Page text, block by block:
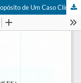
de Um Caso Clínico *